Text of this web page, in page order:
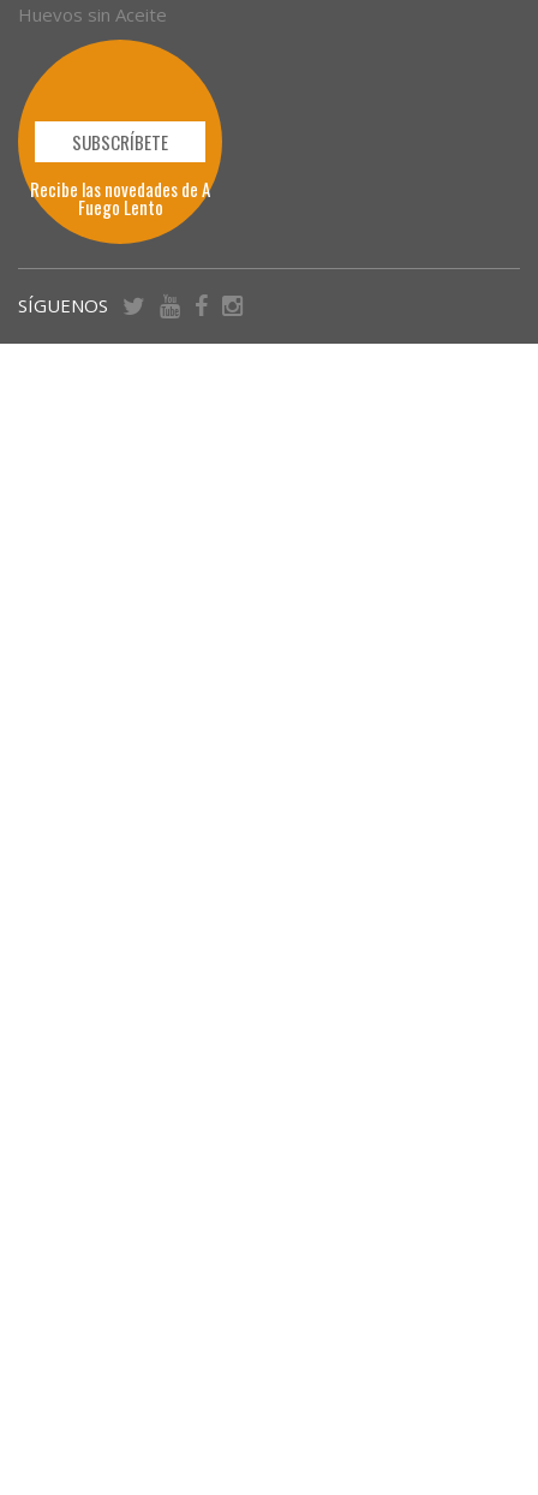
Huevos sin Aceite
SUBSCRÍBETE
Recibe las novedades de A
Fuego Lento
SÍGUENOS